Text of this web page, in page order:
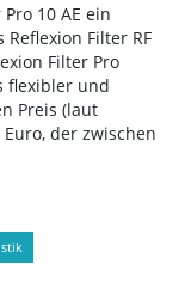
10 AE ein
Filter RF
Filter Pro
flexibler und
Preis (laut
der zwischen